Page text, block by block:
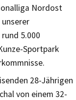
Nordost
5.000
Sportpark
28-Jährigen
von einem 32-